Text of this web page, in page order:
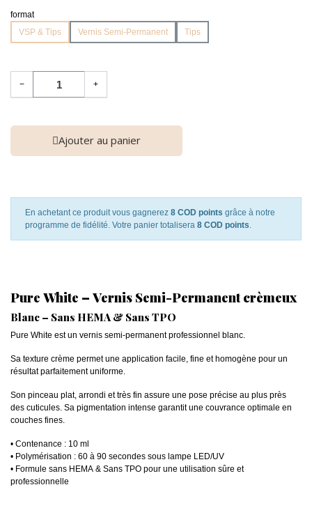
format
VSP & Tips
Vernis Semi-Permanent Tips
− +
Ajouter au panier
En achetant ce produit vous gagnerez 8 COD points grâce à notre
programme de fidélité. Votre panier totalisera 8 COD points.
Pure White – Vernis Semi-Permanent crèmeux
Blanc – Sans HEMA & Sans TPO
Pure White est un vernis semi-permanent professionnel blanc.
Sa texture crème permet une application facile, fine et homogène pour un
résultat parfaitement uniforme.
Son pinceau plat, arrondi et très fin assure une pose précise au plus près
des cuticules. Sa pigmentation intense garantit une couvrance optimale en
couches fines.
• Contenance : 10 ml
• Polymérisation : 60 à 90 secondes sous lampe LED/UV
• Formule sans HEMA & Sans TPO pour une utilisation sûre et
professionnelle